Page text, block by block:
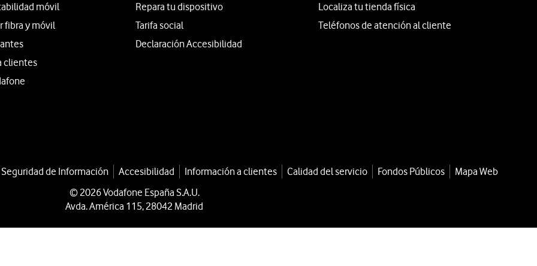
móvil
fibra y móvil
clientes
Repara tu dispositivo
Tarifa social
Declaración Accesibilidad
Localiza tu tienda física
Teléfonos de atención al cliente
de Información Accesibilidad Información a clientes Calidad del servicio Fondos Públicos
Mapa Web
© 2026 Vodafone España S.A.U.
Avda. América 115, 28042 Madrid